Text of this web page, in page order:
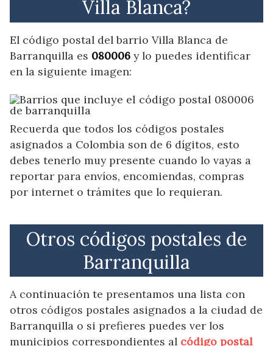
Villa Blanca?
El código postal del barrio Villa Blanca de
Barranquilla es 080006 y lo puedes identificar
en la siguiente imagen:
Recuerda que todos los códigos postales
asignados a Colombia son de 6 dígitos, esto
debes tenerlo muy presente cuando lo vayas a
reportar para envíos, encomiendas, compras
por internet o trámites que lo requieran.
Otros códigos postales de
Barranquilla
A continuación te presentamos una lista con
otros códigos postales asignados a la ciudad de
Barranquilla o si prefieres puedes ver los
municipios correspondientes al código postal